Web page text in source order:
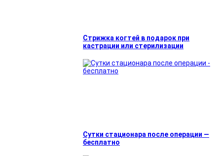
Стрижка когтей в подарок при
кастрации или стерилизации
Сутки стационара после операции —
бесплатно